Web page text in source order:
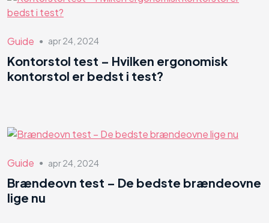
Guide ● apr 24, 2024
Kontorstol test – Hvilken ergonomisk
kontorstol er bedst i test?
Guide ● apr 24, 2024
Brændeovn test – De bedste brændeovne
lige nu